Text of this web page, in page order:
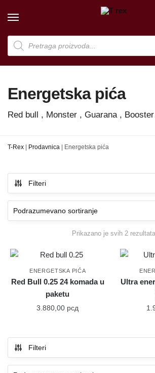
Products
search
Energetska pića
Red bull , Monster , Guarana ,
T-Rex | Prodavnica | Energetska pića
Filteri
Prikazano je svih 2 rezultata
ENERGETSKA PIĆA
Red Bull 0.25 24 komada u
paketu
3.880,00 рсд
Ultra
Filteri